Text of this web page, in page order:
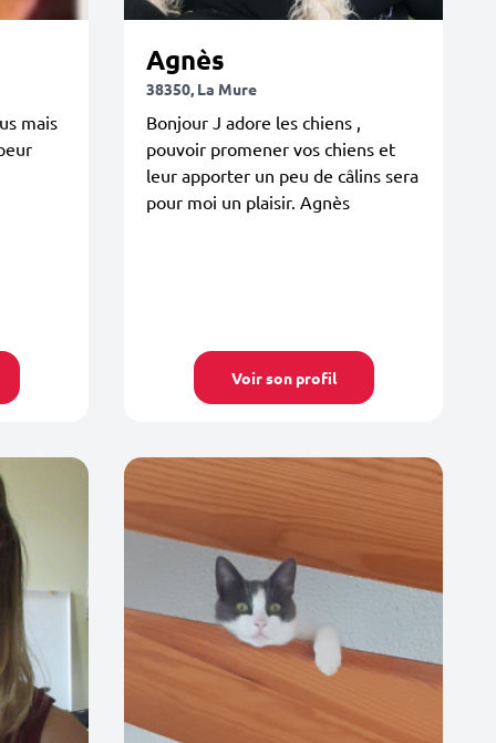
mais
Agnès
38350, La Mure
Bonjour J adore les chiens ,
pouvoir promener vos chiens et
leur apporter un peu de câlins sera
pour moi un plaisir. Agnès
Voir son profil